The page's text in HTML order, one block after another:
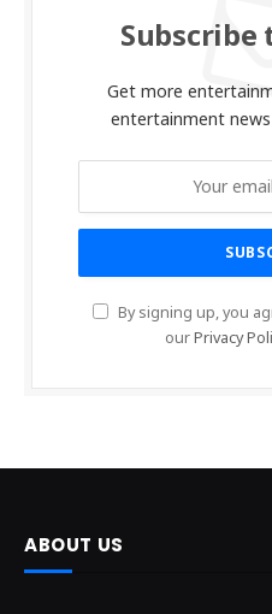
Subscribe
Get more
entertainment
By signing up, you
ourPrivacy
ABOUT US